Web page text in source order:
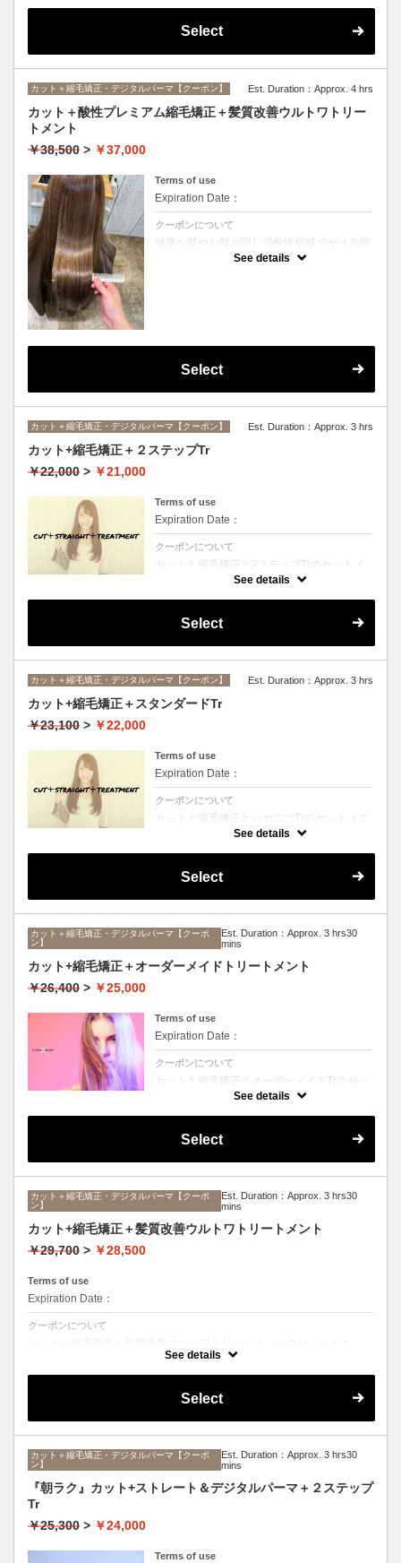
Select
カット＋縮毛矯正・デジタルパーマ【クーポン】 Est. Duration：Approx. 4 hrs
カット＋酸性プレミアム縮毛矯正＋髪質改善ウルトワトリー
トメント
￥38,500 > ￥37,000
Terms of use
Expiration Date：
クーポンについて
健康な髪やお肌と同じ弱酸性領域でかける縮
毛矯正☆髪を瘦せさせることなく、気になる
癖をナチュラルに伸ばせるスペシャルな縮毛
See details
Select
カット＋縮毛矯正・デジタルパーマ【クーポン】 Est. Duration：Approx. 3 hrs
カット+縮毛矯正＋２ステップTr
￥22,000 > ￥21,000
Terms of use
Expiration Date：
クーポンについて
カットと縮毛矯正と2ステップTrのセットメ
ニュー。髪質や状態に合わせて薬剤選定致し
See details
Select
カット＋縮毛矯正・デジタルパーマ【クーポン】 Est. Duration：Approx. 3 hrs
カット+縮毛矯正＋スタンダードTr
￥23,100 > ￥22,000
Terms of use
Expiration Date：
クーポンについて
カットと縮毛矯正とハホニコTrのセットメニ
ュー。髪質や状態に合わせて薬剤選定致しま
See details
Select
カット＋縮毛矯正・デジタルパーマ【クーポ
ン】
Est. Duration：Approx. 3 hrs30
mins
カット+縮毛矯正＋オーダーメイドトリートメント
￥26,400 > ￥25,000
Terms of use
Expiration Date：
クーポンについて
カットと縮毛矯正とオーダーメイドTrのセッ
トメニュー。髪質や状態に合わせて薬剤選定
See details
Select
カット＋縮毛矯正・デジタルパーマ【クーポ
ン】
Est. Duration：Approx. 3 hrs30
mins
カット+縮毛矯正＋髪質改善ウルトワトリートメント
￥29,700 > ￥28,500
Terms of use
Expiration Date：
クーポンについて
カットと縮毛矯正と髪質改善ウルトワトリートメントのセットメニュ
ー。髪質や状態に合わせて薬剤選定致します。ロング料金なし
See details
Select
カット＋縮毛矯正・デジタルパーマ【クーポ
ン】
Est. Duration：Approx. 3 hrs30
mins
『朝ラク』カット+ストレート＆デジタルパーマ＋２ステップ
Tr
￥25,300 > ￥24,000
Terms of use